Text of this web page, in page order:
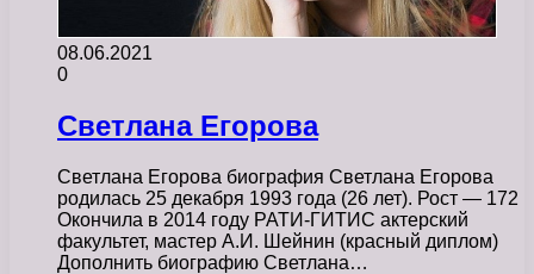
08.06.2021
0
Светлана Егорова
Светлана Егорова биография Светлана Егорова
родилась 25 декабря 1993 года (26 лет). Рост — 172
Окончила в 2014 году РАТИ-ГИТИС актерский
факультет, мастер А.И. Шейнин (красный диплом)
Дополнить биографию Светлана…